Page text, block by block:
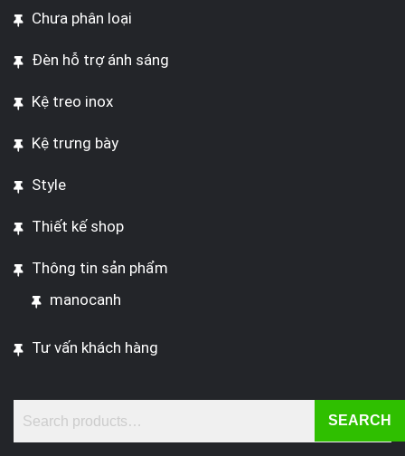
Chưa phân loại
Đèn hỗ trợ ánh sáng
Kệ treo inox
Kệ trưng bày
Style
Thiết kế shop
Thông tin sản phẩm
manocanh
Tư vấn khách hàng
SEARCH